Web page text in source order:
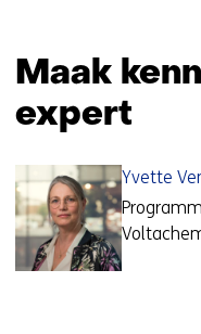
Maak
expert
Yvette